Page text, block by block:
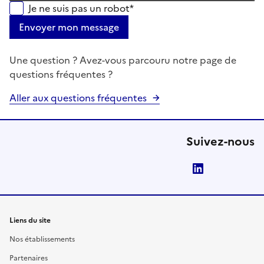
Je ne suis pas un robot*
Envoyer mon message
Une question ? Avez-vous parcouru notre page de
questions fréquentes ?
Aller aux questions fréquentes
Suivez-nous
Liens du site
Nos établissements
Partenaires